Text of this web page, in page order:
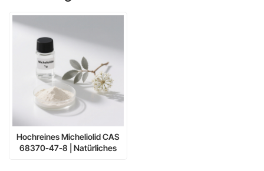
Hochreines Micheliolid CAS
68370-47-8 | Natürliches